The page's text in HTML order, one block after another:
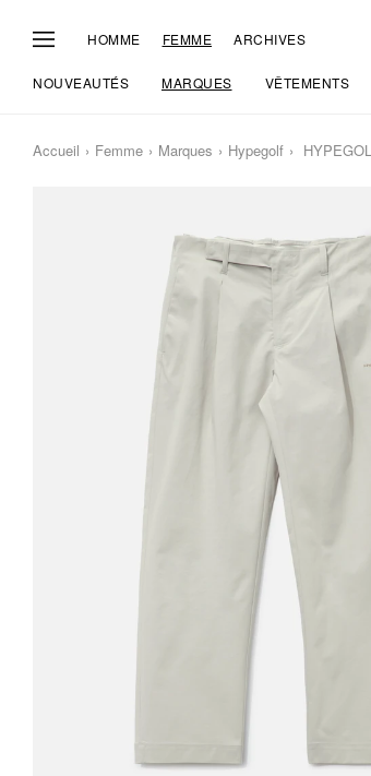
HOMME FEMME ARCHIVES
NOUVEAUTÉS MARQUES VÊTEMENTS
Accueil Femme Marques Hypegolf